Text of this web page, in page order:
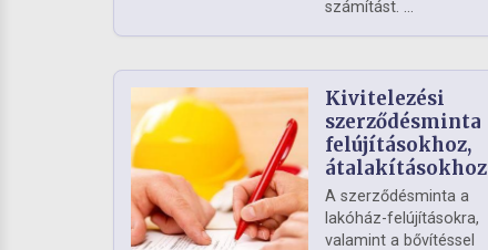
számítást. ...
Kivitelezési
szerződésminta
felújításokhoz,
átalakításokhoz
A szerződésminta a
lakóház-felújításokra,
valamint a bővítéssel